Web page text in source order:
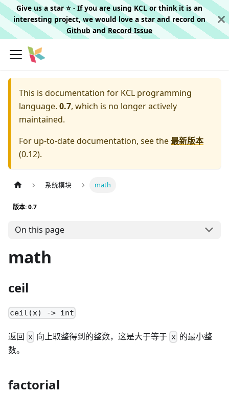
Give us a star ⭐️ - If you are using KCL or think it is an
interesting project, we would love a star and record on
Githuband Record Issue
This is documentation for KCL programming
language. 0.7, which is no longer actively
maintained.
For up-to-date documentation, see the最新版本
(0.12).
系统模块 math
版本: 0.7
On this page
math
ceil
ceil(x) -> int
返回 x 向上取整得到的整数，这是大于等于 x的最小整
数。
factorial